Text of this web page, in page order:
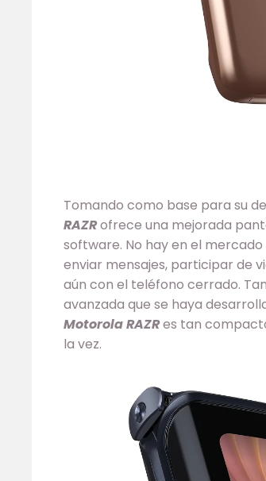
Tomando como base para su
RAZRofrece una mejorada
software. No hay en el
enviar mensajes, participar de
aún con el teléfono cerrado.
avanzada que se haya
Motorola RAZRes tan
la vez.